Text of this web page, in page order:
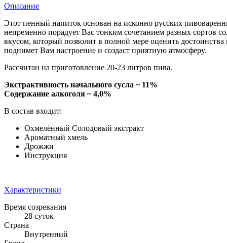
Описание
Этот пенный напиток основан на исконно русских
непременно порадует Вас тонким сочетанием разных сортов
вкусом, который позволит в полной мере оценить
поднимет Вам настроение и создаст приятную атмосферу.
Рассчитан на приготовление 20-23 литров пива.
Экстрактивность начального сусла ~ 11%
Содержание алкоголя ~4,0%
В состав входит:
Охмелённый Солодовый экстракт
Ароматный хмель
Дрожжи
Инструкция
Характеристики
Время созревания
28 суток
Страна
Внутренний